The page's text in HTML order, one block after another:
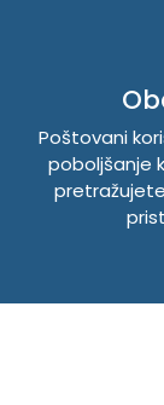
Poštovani
poboljšanje